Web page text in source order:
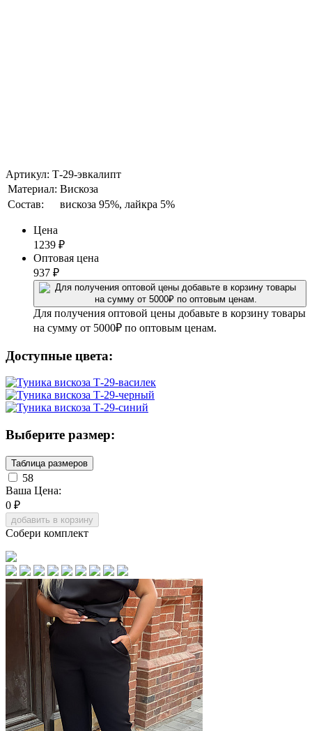
Артикул: Т-29-эвкалипт
Материал: Вискоза
Состав:
вискоза 95%, лайкра 5%
Цена
1239 ₽
Оптовая цена
937 ₽
Для получения оптовой цены добавьте в корзину товары
на сумму от 5000₽ по оптовым ценам.
Доступные цвета:
Выберите размер:
Таблица размеров
58
Ваша Цена:
0 ₽
добавить в корзину
Собери комплект